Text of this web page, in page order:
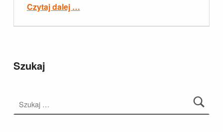
Czytaj dalej …
Szukaj